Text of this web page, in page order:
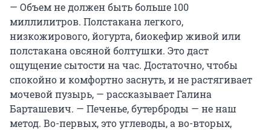
— Объем не должен быть больше 100
миллилитров. Полстакана легкого,
низкожирового, йогурта, биокефир живой или
полстакана овсяной болтушки. Это даст
ощущение сытости на час. Достаточно, чтобы
спокойно и комфортно заснуть, и не растягивает
мочевой пузырь, — рассказывает Галина
Барташевич. — Печенье, бутерброды — не наш
метод. Во-первых, это углеводы, а во-вторых,